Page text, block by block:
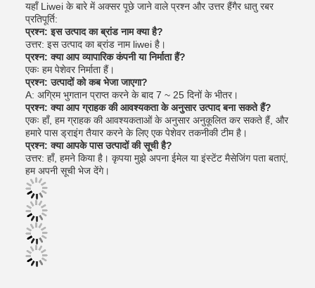
यहाँ Liwei के बारे में अक्सर पूछे जाने वाले प्रश्न और उत्तर हैंगैर धातु रबर
प्रतिपूर्ति:
प्रश्न: इस उत्पाद का ब्रांड नाम क्या है?
उत्तर: इस उत्पाद का ब्रांड नाम liwei है।
प्रश्न: क्या आप व्यापारिक कंपनी या निर्माता हैं?
एकः हम पेशेवर निर्माता हैं।
प्रश्न: उत्पादों को कब भेजा जाएगा?
A: अग्रिम भुगतान प्राप्त करने के बाद 7 ~ 25 दिनों के भीतर।
प्रश्न: क्या आप ग्राहक की आवश्यकता के अनुसार उत्पाद बना सकते हैं?
एकः हाँ, हम ग्राहक की आवश्यकताओं के अनुसार अनुकूलित कर सकते हैं, और
हमारे पास ड्राइंग तैयार करने के लिए एक पेशेवर तकनीकी टीम है।
प्रश्न: क्या आपके पास उत्पादों की सूची है?
उत्तर: हाँ, हमने किया है। कृपया मुझे अपना ईमेल या इंस्टेंट मैसेजिंग पता बताएं,
हम अपनी सूची भेज देंगे।